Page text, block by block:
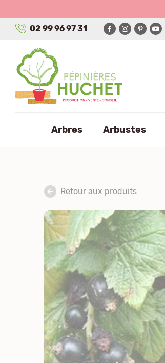
02 99 96 97 31
Arbres Arbustes
Retour aux produits